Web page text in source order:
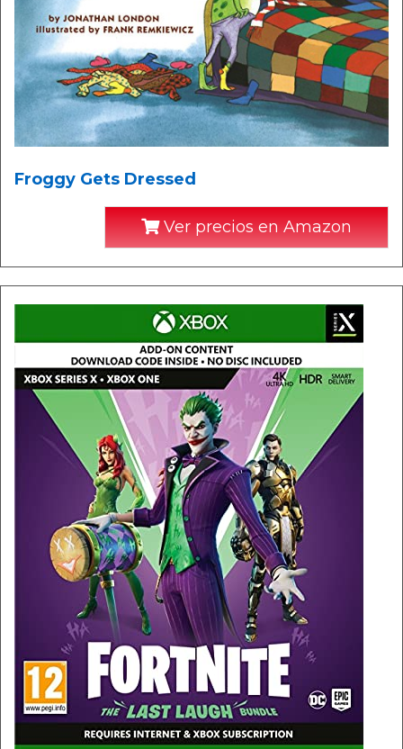
Froggy Gets Dressed
Ver precios en Amazon